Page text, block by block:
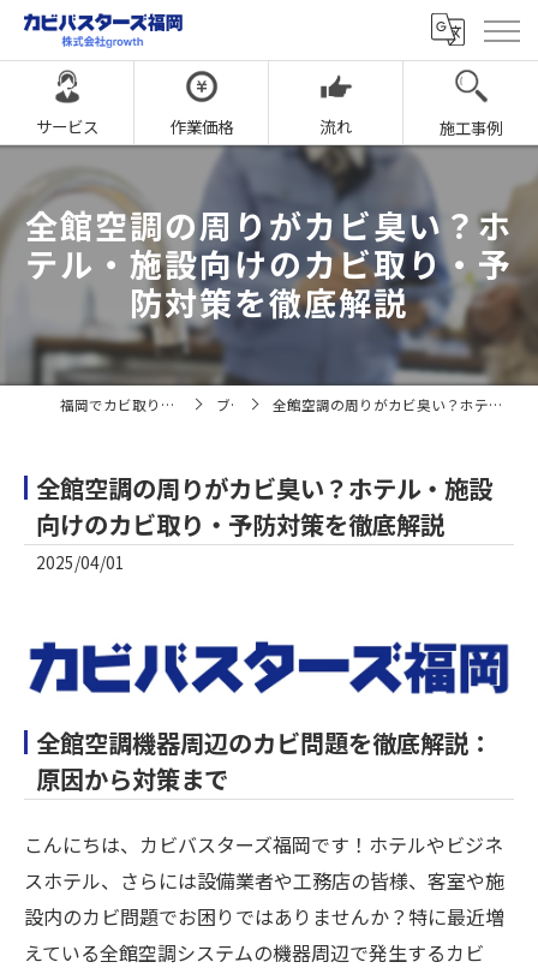
サービス 作業価格 流れ 施工事例
全館空調の周りがカビ臭い？ホ
テル・施設向けのカビ取り・予
防対策を徹底解説
福岡でカビ取りならカビバスターズ福岡 ブログ 全館空調の周りがカビ臭い？ホテル・施設向けのカビ取り・予防対策を徹底解説
全館空調の周りがカビ臭い？ホテル・施設
向けのカビ取り・予防対策を徹底解説
2025/04/01
全館空調機器周辺のカビ問題を徹底解説：
原因から対策まで
こんにちは、カビバスターズ福岡です！ホテルやビジネ
スホテル、さらには設備業者や工務店の皆様、客室や施
設内のカビ問題でお困りではありませんか？特に最近増
えている全館空調システムの機器周辺で発生するカビ